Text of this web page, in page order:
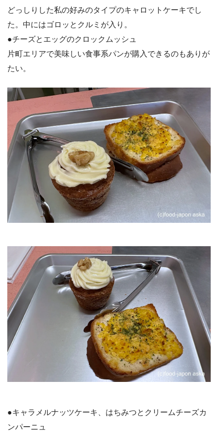
どっしりした私の好みのタイプのキャロットケーキでし
た。中にはゴロッとクルミが入り。
●チーズとエッグのクロックムッシュ
片町エリアで美味しい食事系パンが購入できるのもありが
たい。
●キャラメルナッツケーキ、はちみつとクリームチーズカ
ンパーニュ